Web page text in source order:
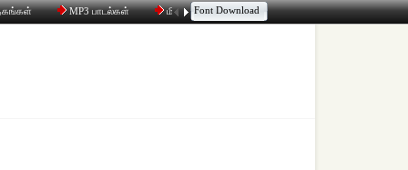
MP3 பாடல்கள் மின்னஞ்சல் திரட்டி உரையாடல்
Font Download